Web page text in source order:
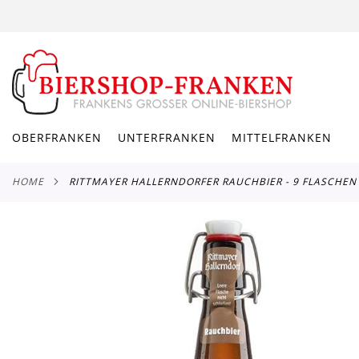
INHALT
OBERFRANKEN UNTERFRANKEN MITTELFRANKEN
HOME RITTMAYER HALLERNDORFER RAUCHBIER - 9 FLASCHEN